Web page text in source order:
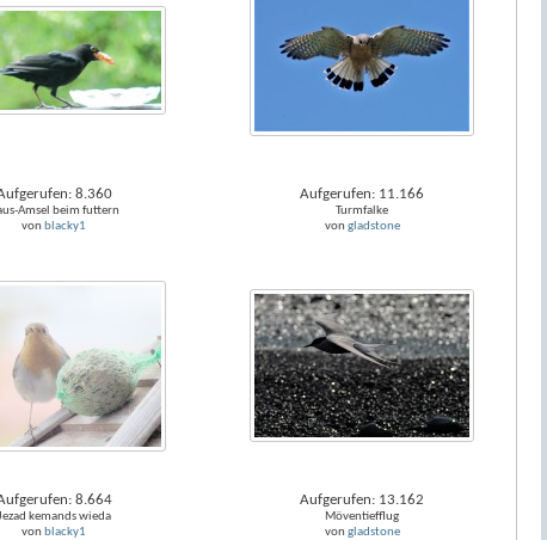
8.360
Amsel beim futtern
von blacky1
Aufgerufen: 11.166
Turmfalke
von gladstone
8.664
kemands wieda
von blacky1
Aufgerufen: 13.162
Möventiefflug
von gladstone